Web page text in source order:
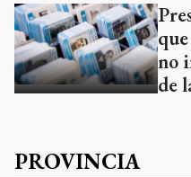
no
de
PROVINCIA